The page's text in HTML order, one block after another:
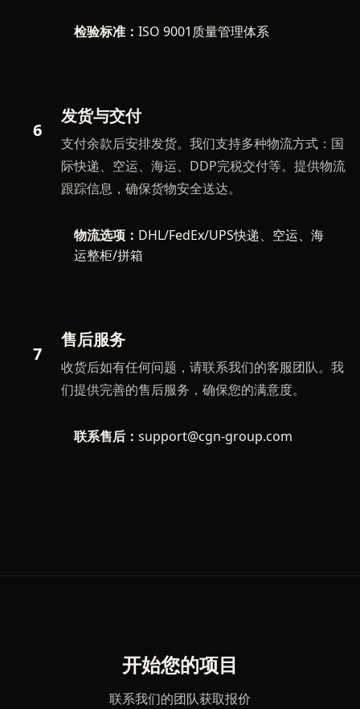
检验标准： ISO 9001质量管理体系
6
发货与交付
支付余款后安排发货。我们支持多种物流方式：国
际快递、空运、海运、DDP完税交付等。提供物流
跟踪信息，确保货物安全送达。
物流选项： DHL/FedEx/UPS快递、空运、海
运整柜/拼箱
7
售后服务
收货后如有任何问题，请联系我们的客服团队。我
们提供完善的售后服务，确保您的满意度。
联系售后： support@cgn-group.com
开始您的项目
联系我们的团队获取报价